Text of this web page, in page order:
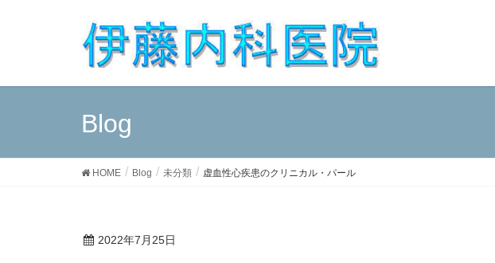
Blog
HOME Blog 未分類 虚血性心疾患のクリニカル・パール
2022年7月25日